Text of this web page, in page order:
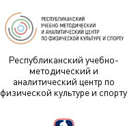
Республиканский учебно-
методический и
аналитический центр по
физической культуре и спорту